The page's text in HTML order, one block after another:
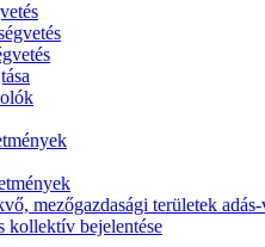
mezőgazdasági területek
kollektív bejelentése